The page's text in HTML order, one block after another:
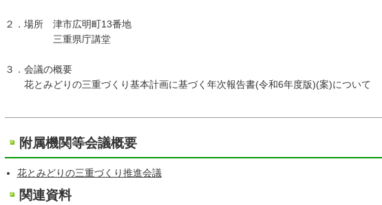
２．場所 津市広明町13番地
三重県庁講堂
３．会議の概要
花とみどりの三重づくり基本計画に基づく年次報告書(令和6年度版)(案)について
附属機関等会議概要
花とみどりの三重づくり推進会議
関連資料